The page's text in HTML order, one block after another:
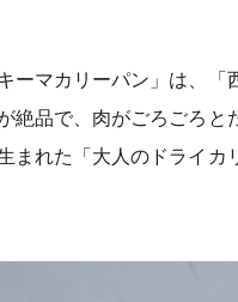
ーマカリーパン」は、
絶品で、肉がごろごろ
まれた「大人のドライ